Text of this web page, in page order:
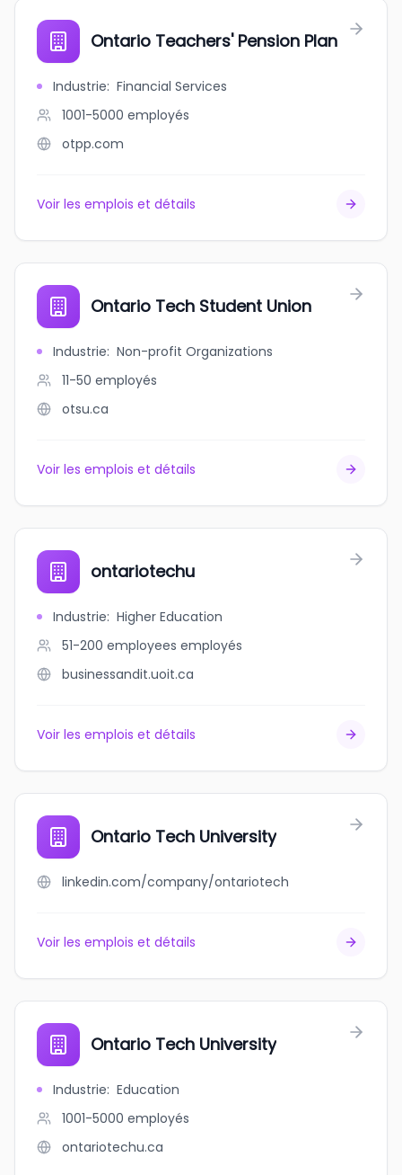
Ontario Teachers' Pension Plan
Industrie: Financial Services
1001-5000 employés
otpp.com
Voir les emplois et détails
Ontario Tech Student Union
Industrie: Non-profit Organizations
11-50 employés
otsu.ca
Voir les emplois et détails
ontariotechu
Industrie: Higher Education
51-200 employees employés
businessandit.uoit.ca
Voir les emplois et détails
Ontario Tech University
linkedin.com/company/ontariotech
Voir les emplois et détails
Ontario Tech University
Industrie: Education
1001-5000 employés
ontariotechu.ca